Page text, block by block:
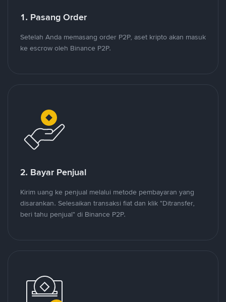
1. Pasang Order
Setelah Anda memasang order P2P, aset kripto akan masuk
ke escrow oleh Binance P2P.
2. Bayar Penjual
Kirim uang ke penjual melalui metode pembayaran yang
disarankan. Selesaikan transaksi fiat dan klik "Ditransfer,
beri tahu penjual" di Binance P2P.